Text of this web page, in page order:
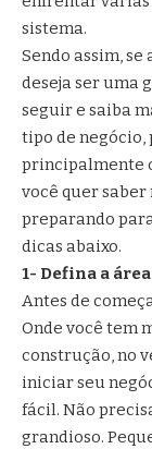
sistema.
Sendo assim,
deseja ser uma
seguir e saiba
tipo de negócio,
principalmente
você quer saber
preparando
dicas abaixo.
1- Defina a
Antes de
Onde você tem
construção, no
iniciar seu
fácil. Não
grandioso.